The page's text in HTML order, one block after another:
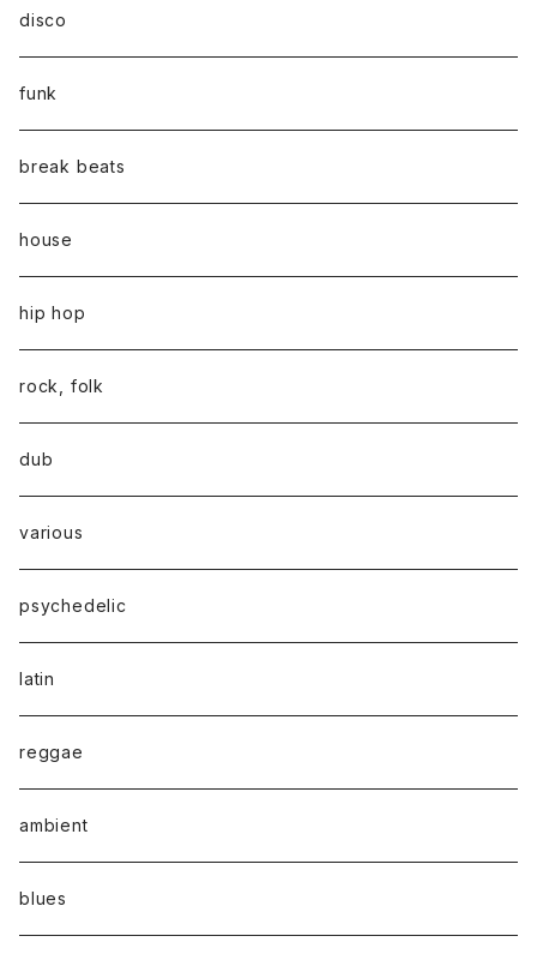
disco
funk
break beats
house
hip hop
rock, folk
dub
various
psychedelic
latin
reggae
ambient
blues